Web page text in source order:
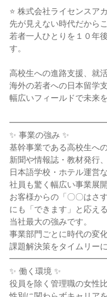
⭐ 株式会社ライセンスア
先が見えない時代だから
若者一人ひとりを１０年
す。
高校生への進路支援、就
海外の若者への日本留学支
幅広いフィールドで未来
✨ 事業の強み ✨
基幹事業である高校生へ
新聞や情報誌・教材発行
日本語学校・ホテル運営な
社員も驚く幅広い事業展開
お客様からの「〇〇はさ
にも「できます」と応え
当社最大の強みです。
事業部門ごとに時代の変
課題解決策をタイムリー
✨ 働く環境 ✨
役員を除く管理職の女性